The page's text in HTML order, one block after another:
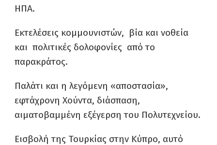
ΗΠΑ.
Εκτελέσεις κομμουνιστών, βία και νοθεία
και πολιτικές δολοφονίες από το
παρακράτος.
Παλάτι και η λεγόμενη «αποστασία»,
εφτάχρονη Χούντα, διάσπαση,
αιματοβαμμένη εξέγερση του Πολυτεχνείου.
Εισβολή της Τουρκίας στην Κύπρο, αυτό